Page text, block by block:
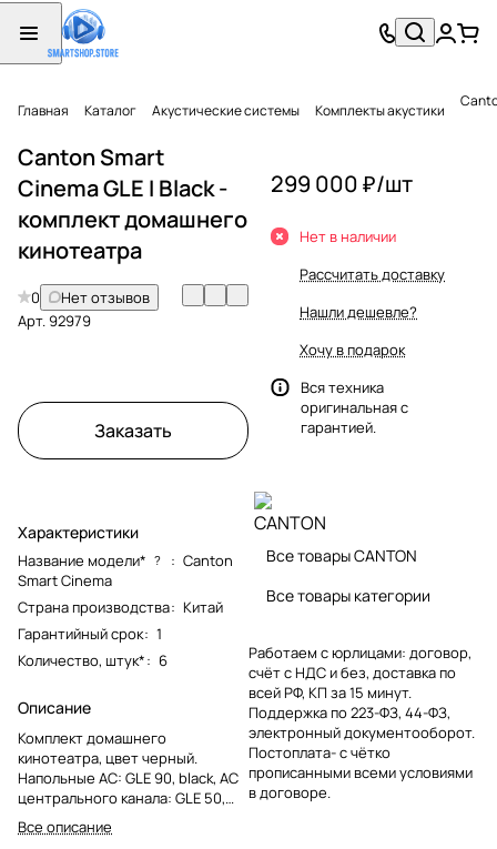
Главная Каталог Акустические системы Комплекты акустики
Canton Smart
Cinema GLE I Black -
комплект домашнего
кинотеатра
0
Нет отзывов
Арт.92979
Заказать
Характеристики
Название модели* ? : Canton
Smart Cinema
Страна производства: Китай
Гарантийный срок: 1
Количество, штук*: 6
Описание
Комплект домашнего
кинотеатра, цвет черный.
Напольные АС: GLE 90, black, АС
центрального канала: GLE 50,
black, Настенные АС: GLE 10,
black, Ресивер Smart Amp 5.1
Все описание
299 000 ₽/шт
Нет в наличии
Рассчитать доставку
Нашли дешевле?
Хочу в подарок
Вся техника
оригинальная с
гарантией.
Все товары CANTON
Все товары категории
Работаем с юрлицами: договор,
счёт с НДС и без, доставка по
всей РФ, КП за 15 минут.
Поддержка по 223-ФЗ, 44-ФЗ,
электронный документооборот.
Постоплата- с чётко
прописанными всеми условиями
в договоре.